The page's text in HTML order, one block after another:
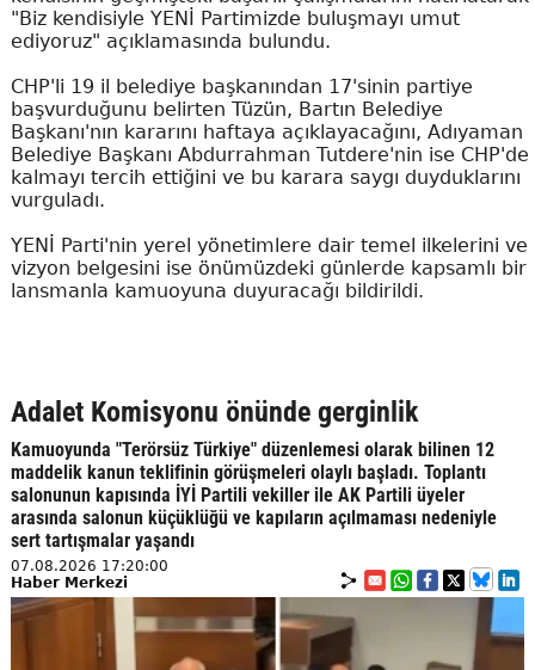
"Biz kendisiyle YENİ Partimizde buluşmayı umut
ediyoruz" açıklamasında bulundu.
CHP'li 19 il belediye başkanından 17'sinin partiye
başvurduğunu belirten Tüzün, Bartın Belediye
Başkanı'nın kararını haftaya açıklayacağını, Adıyaman
Belediye Başkanı Abdurrahman Tutdere'nin ise CHP'de
kalmayı tercih ettiğini ve bu karara saygı duyduklarını
vurguladı.
YENİ Parti'nin yerel yönetimlere dair temel ilkelerini ve
vizyon belgesini ise önümüzdeki günlerde kapsamlı bir
lansmanla kamuoyuna duyuracağı bildirildi.
Adalet Komisyonu önünde gerginlik
Kamuoyunda "Terörsüz Türkiye" düzenlemesi olarak bilinen 12
maddelik kanun teklifinin görüşmeleri olaylı başladı. Toplantı
salonunun kapısında İYİ Partili vekiller ile AK Partili üyeler
arasında salonun küçüklüğü ve kapıların açılmaması nedeniyle
sert tartışmalar yaşandı
07.08.2026 17:20:00
Haber Merkezi